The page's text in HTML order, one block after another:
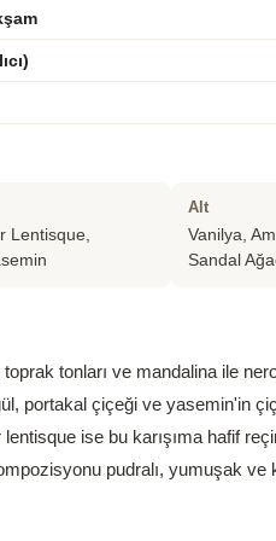
Lentisque,
Alt
Vanilya,
Sandal
tonları ve mandalina ile
portakal çiçeği ve yasemin'in
ise bu karışıma hafif
pudralı, yumuşak ve